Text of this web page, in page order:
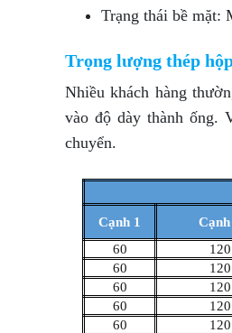
Trạng thái bề mặt:
Trọng lượng thép
Nhiều khách hàng
vào độ dày thành ống.
chuyển.
Cạnh 1 Cạnh
60
120
60
120
60
120
60
120
60
120